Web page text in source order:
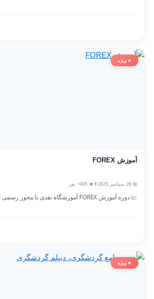
⭐ ویژه
آموزش FOREX
👨‍🎓 495+ نفر
📈 دوره آموزش FOREX آموزشگاه نقدی با مجوز رسمی از سازمان آموزش...
⭐ ویژه